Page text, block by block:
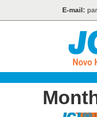
E-mail: